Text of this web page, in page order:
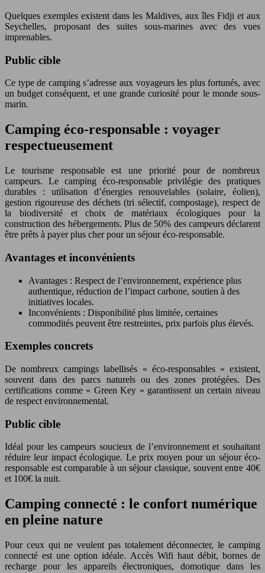
Quelques exemples existent dans les Maldives, aux îles Fidji et aux
Seychelles, proposant des suites sous-marines avec des vues
imprenables.
Public cible
Ce type de camping s’adresse aux voyageurs les plus fortunés, avec
un budget conséquent, et une grande curiosité pour le monde sous-
marin.
Camping éco-responsable : voyager
respectueusement
Le tourisme responsable est une priorité pour de nombreux
campeurs. Le camping éco-responsable privilégie des pratiques
durables : utilisation d’énergies renouvelables (solaire, éolien),
gestion rigoureuse des déchets (tri sélectif, compostage), respect de
la biodiversité et choix de matériaux écologiques pour la
construction des hébergements. Plus de 50% des campeurs déclarent
être prêts à payer plus cher pour un séjour éco-responsable.
Avantages et inconvénients
Avantages : Respect de l’environnement, expérience plus
authentique, réduction de l’impact carbone, soutien à des
initiatives locales.
Inconvénients : Disponibilité plus limitée, certaines
commodités peuvent être restreintes, prix parfois plus élevés.
Exemples concrets
De nombreux campings labellisés « éco-responsables » existent,
souvent dans des parcs naturels ou des zones protégées. Des
certifications comme « Green Key » garantissent un certain niveau
de respect environnemental.
Public cible
Idéal pour les campeurs soucieux de l’environnement et souhaitant
réduire leur impact écologique. Le prix moyen pour un séjour éco-
responsable est comparable à un séjour classique, souvent entre 40€
et 100€ la nuit.
Camping connecté : le confort numérique
en pleine nature
Pour ceux qui ne veulent pas totalement déconnecter, le camping
connecté est une option idéale. Accès Wifi haut débit, bornes de
recharge pour les appareils électroniques, domotique dans les